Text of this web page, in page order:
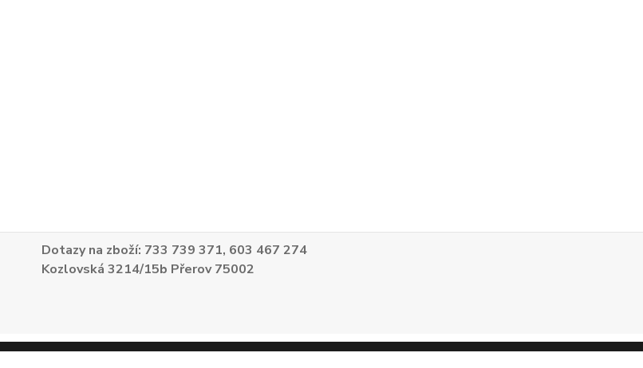
Dotazy na zboží: 733 739 371, 603 467 274
Kozlovská 3214/15b Přerov 75002